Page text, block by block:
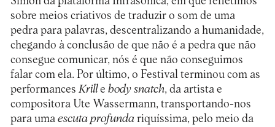
sobre meios criativos de traduzir o som de uma
pedra para palavras, descentralizando a humanidade,
chegando à conclusão de que não é a pedra que não
consegue comunicar, nós é que não conseguimos
falar com ela. Por último, o Festival terminou com as
performancesKrille body snatch, da artista e
compositora Ute Wassermann, transportando-nos
para uma escuta profundariquíssima, pelo meio da